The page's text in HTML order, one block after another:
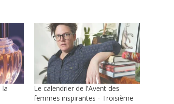
la
Le calendrier de l'Avent des
femmes inspirantes - Troisième